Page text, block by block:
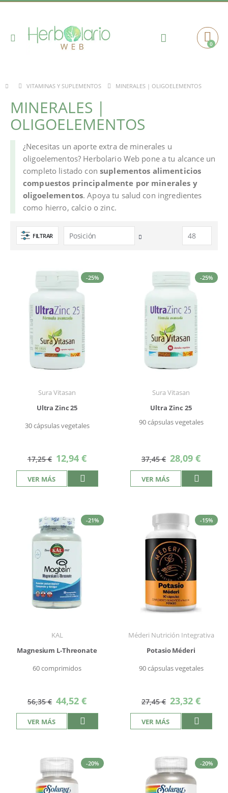
Toggle
Cart0
VITAMINAS Y SUPLEMENTOS MINERALES | OLIGOELEMENTOS
MINERALES |
OLIGOELEMENTOS
¿Necesitas un aporte extra de minerales u
oligoelementos? Herbolario Web pone a tu alcance un
completo listado con suplementos alimenticios
compuestos principalmente por minerales y
oligoelementos. Apoya tu salud con ingredientes
como hierro, calcio o zinc.
FILTRAR
Fijar
-25%
Sura Vitasan
Ultra Zinc 25
30 cápsulas vegetales
17,25 € Precio
especial
12,94 €
VER MÁS
-25%
Sura Vitasan
Ultra Zinc 25
90 cápsulas vegetales
37,45 € Precio
especial
28,09 €
VER MÁS
-21%
KAL
Magnesium L-Threonate
60 comprimidos
56,35 € Precio
especial
44,52 €
VER MÁS
-15%
Méderi Nutrición Integrativa
Potasio Méderi
90 cápsulas vegetales
27,45 € Precio
especial
23,32 €
VER MÁS
-20% -20%